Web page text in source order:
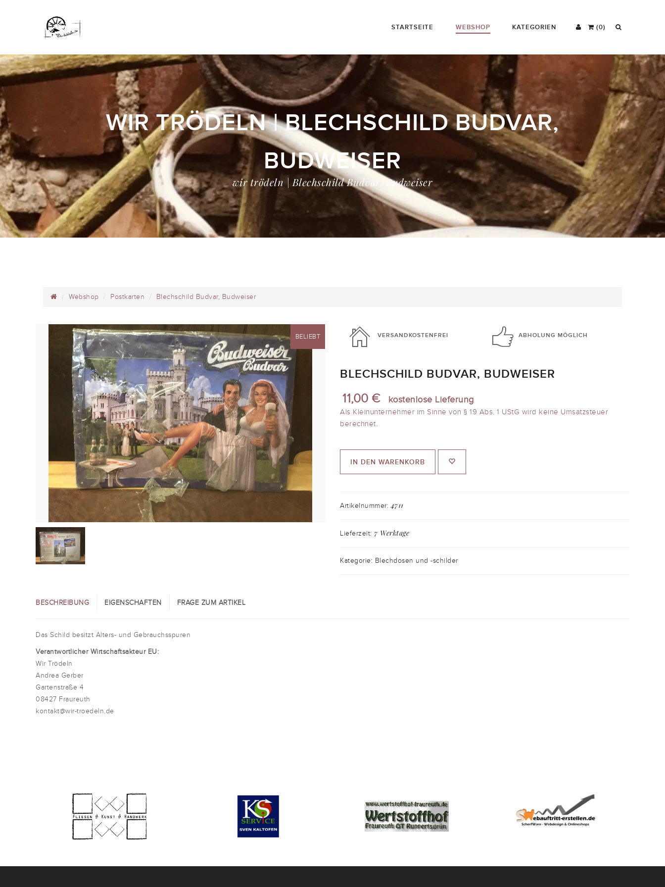
(0)
STARTSEITE WEBSHOP KATEGORIEN
WIR TRÖDELN | BLECHSCHILD BUDVAR,
BUDWEISER
wir trödeln | Blechschild Budvar, Budweiser
Webshop Postkarten Blechschild Budvar, Budweiser
BELIEBT VERSANDKOSTENFREI ABHOLUNG MÖGLICH
BLECHSCHILD BUDVAR, BUDWEISER
11,00 € kostenlose Lieferung
Als Kleinunternehmer im Sinne von § 19 Abs. 1 UStG wird keine Umsatzsteuer
berechnet.
IN DEN WARENKORB
Artikelnummer:4711
Lieferzeit: 7 Werktage
Kategorie: Blechdosen und -schilder
BESCHREIBUNG EIGENSCHAFTEN FRAGE ZUM ARTIKEL
Das Schild besitzt Alters- und Gebrauchsspuren
Verantwortlicher Wirtschaftsakteur EU:
Wir Trödeln
Andrea Gerber
Gartenstraße 4
08427 Fraureuth
kontakt@wir-troedeln.de